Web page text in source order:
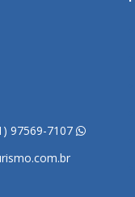
97569-7107